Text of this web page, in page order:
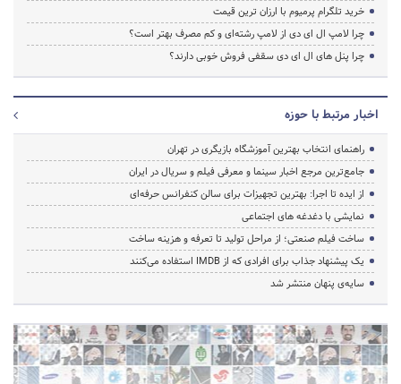
خرید تلگرام پرمیوم با ارزان ترین قیمت
چرا لامپ ال ای دی از لامپ رشته‌ای و کم مصرف بهتر است؟
چرا پنل های ال ای دی سقفی فروش خوبی دارند؟
اخبار مرتبط با حوزه
راهنمای انتخاب بهترین آموزشگاه بازیگری در تهران
جامع‌ترین مرجع اخبار سینما و معرفی فیلم و سریال در ایران
از ایده تا اجرا: بهترین تجهیزات برای سالن کنفرانس حرفه‌ای
نمایشی با دغدغه های اجتماعی
ساخت فیلم صنعتی؛ از مراحل تولید تا تعرفه و هزینه ساخت
یک پیشنهاد جذاب برای افرادی که از IMDB استفاده می‌کنند
سایه‌ی پنهان منتشر شد